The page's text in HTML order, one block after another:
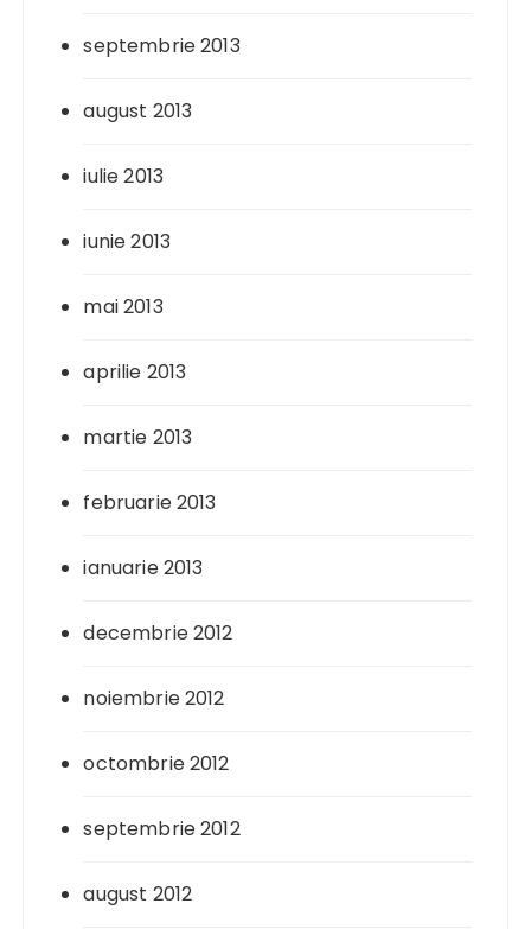
septembrie 2013
august 2013
iulie 2013
iunie 2013
mai 2013
aprilie 2013
martie 2013
februarie 2013
ianuarie 2013
decembrie 2012
noiembrie 2012
octombrie 2012
septembrie 2012
august 2012